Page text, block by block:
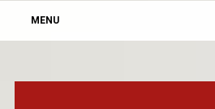
MAIN MENU
MENU